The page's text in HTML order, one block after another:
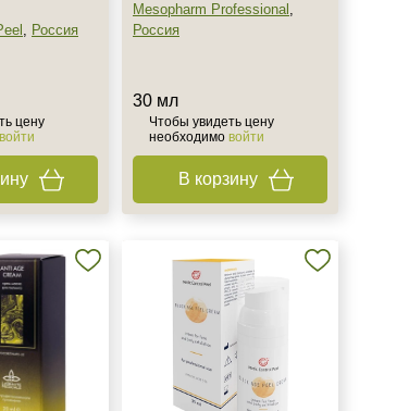
, Россия
цену
войти
Mesopharm Professional ,
Россия
30 мл
Чтобы увидеть цену
необходимо войти
В корзину